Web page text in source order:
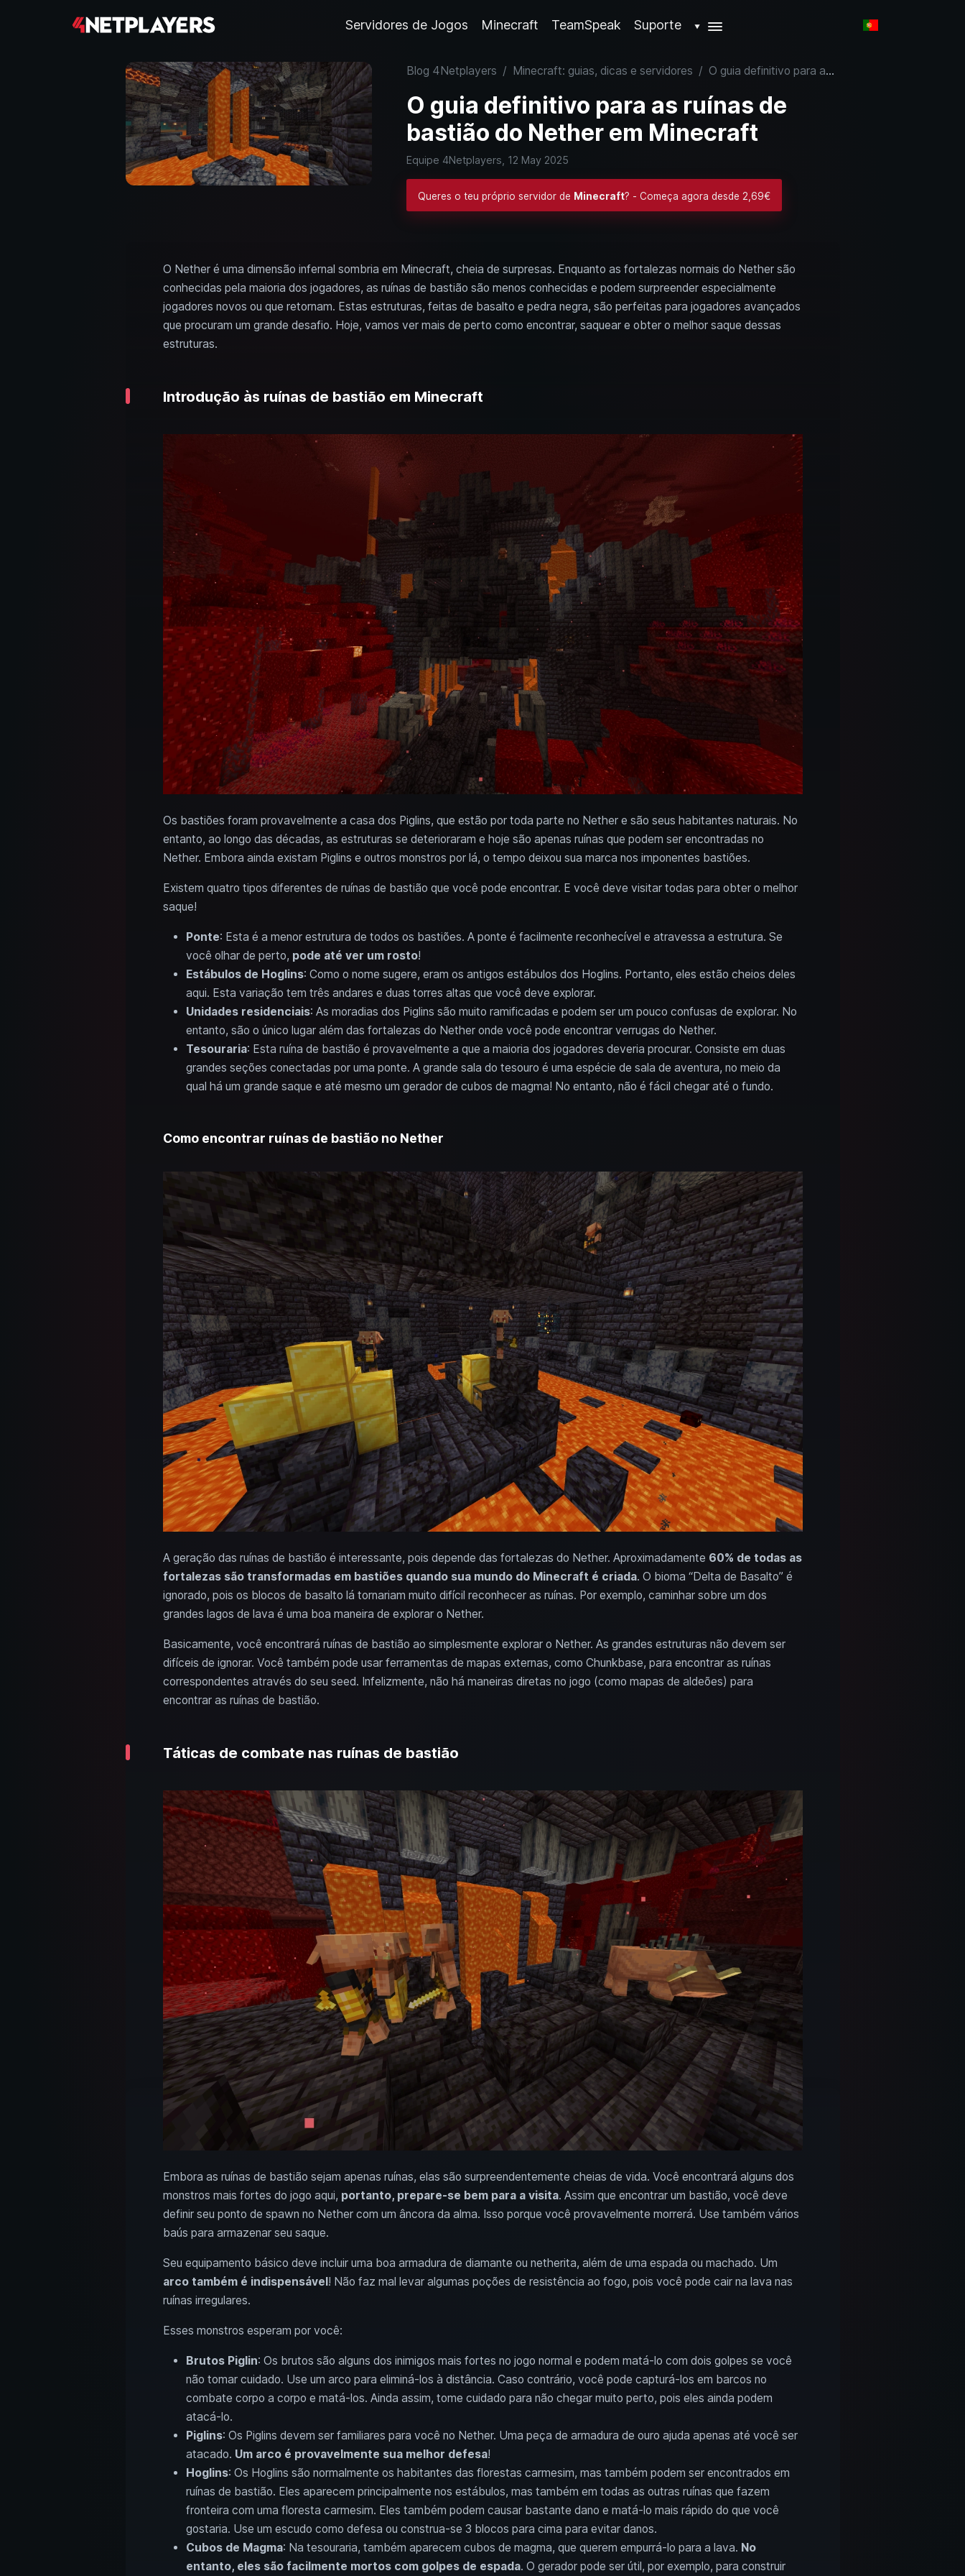
Servidores de Jogos Minecraft TeamSpeak Suporte ▼
Blog 4Netplayers / Minecraft: guias, dicas e servidores / O guia definitivo para as ruínas de bastião do Nether em Minecraft
O guia definitivo para as ruínas de
bastião do Nether em Minecraft
Equipe 4Netplayers, 12 May 2025
Queres o teu próprio servidor de Minecraft? - Começa agora desde 2,69€
O Nether é uma dimensão infernal sombria em Minecraft, cheia de surpresas. Enquanto as fortalezas normais do Nether são
conhecidas pela maioria dos jogadores, as ruínas de bastião são menos conhecidas e podem surpreender especialmente
jogadores novos ou que retornam. Estas estruturas, feitas de basalto e pedra negra, são perfeitas para jogadores avançados
que procuram um grande desafio. Hoje, vamos ver mais de perto como encontrar, saquear e obter o melhor saque dessas
estruturas.
Introdução às ruínas de bastião em Minecraft
Os bastiões foram provavelmente a casa dos Piglins, que estão por toda parte no Nether e são seus habitantes naturais. No
entanto, ao longo das décadas, as estruturas se deterioraram e hoje são apenas ruínas que podem ser encontradas no
Nether. Embora ainda existam Piglins e outros monstros por lá, o tempo deixou sua marca nos imponentes bastiões.
Existem quatro tipos diferentes de ruínas de bastião que você pode encontrar. E você deve visitar todas para obter o melhor
saque!
Ponte: Esta é a menor estrutura de todos os bastiões. A ponte é facilmente reconhecível e atravessa a estrutura. Se
você olhar de perto, pode até ver um rosto!
Estábulos de Hoglins: Como o nome sugere, eram os antigos estábulos dos Hoglins. Portanto, eles estão cheios deles
aqui. Esta variação tem três andares e duas torres altas que você deve explorar.
Unidades residenciais: As moradias dos Piglins são muito ramificadas e podem ser um pouco confusas de explorar. No
entanto, são o único lugar além das fortalezas do Nether onde você pode encontrar verrugas do Nether.
Tesouraria: Esta ruína de bastião é provavelmente a que a maioria dos jogadores deveria procurar. Consiste em duas
grandes seções conectadas por uma ponte. A grande sala do tesouro é uma espécie de sala de aventura, no meio da
qual há um grande saque e até mesmo um gerador de cubos de magma! No entanto, não é fácil chegar até o fundo.
Como encontrar ruínas de bastião no Nether
A geração das ruínas de bastião é interessante, pois depende das fortalezas do Nether. Aproximadamente 60% de todas as
fortalezas são transformadas em bastiões quando sua mundo do Minecraft é criada. O bioma “Delta de Basalto” é
ignorado, pois os blocos de basalto lá tornariam muito difícil reconhecer as ruínas. Por exemplo, caminhar sobre um dos
grandes lagos de lava é uma boa maneira de explorar o Nether.
Basicamente, você encontrará ruínas de bastião ao simplesmente explorar o Nether. As grandes estruturas não devem ser
difíceis de ignorar. Você também pode usar ferramentas de mapas externas, como Chunkbase, para encontrar as ruínas
correspondentes através do seu seed. Infelizmente, não há maneiras diretas no jogo (como mapas de aldeões) para
encontrar as ruínas de bastião.
Táticas de combate nas ruínas de bastião
Embora as ruínas de bastião sejam apenas ruínas, elas são surpreendentemente cheias de vida. Você encontrará alguns dos
monstros mais fortes do jogo aqui, portanto, prepare-se bem para a visita. Assim que encontrar um bastião, você deve
definir seu ponto de spawn no Nether com um âncora da alma. Isso porque você provavelmente morrerá. Use também vários
baús para armazenar seu saque.
Seu equipamento básico deve incluir uma boa armadura de diamante ou netherita, além de uma espada ou machado. Um
arco também é indispensável! Não faz mal levar algumas poções de resistência ao fogo, pois você pode cair na lava nas
ruínas irregulares.
Esses monstros esperam por você:
Brutos Piglin: Os brutos são alguns dos inimigos mais fortes no jogo normal e podem matá-lo com dois golpes se você
não tomar cuidado. Use um arco para eliminá-los à distância. Caso contrário, você pode capturá-los em barcos no
combate corpo a corpo e matá-los. Ainda assim, tome cuidado para não chegar muito perto, pois eles ainda podem
atacá-lo.
Piglins: Os Piglins devem ser familiares para você no Nether. Uma peça de armadura de ouro ajuda apenas até você ser
atacado. Um arco é provavelmente sua melhor defesa!
Hoglins: Os Hoglins são normalmente os habitantes das florestas carmesim, mas também podem ser encontrados em
ruínas de bastião. Eles aparecem principalmente nos estábulos, mas também em todas as outras ruínas que fazem
fronteira com uma floresta carmesim. Eles também podem causar bastante dano e matá-lo mais rápido do que você
gostaria. Use um escudo como defesa ou construa-se 3 blocos para cima para evitar danos.
Cubos de Magma: Na tesouraria, também aparecem cubos de magma, que querem empurrá-lo para a lava. No
entanto, eles são facilmente mortos com golpes de espada. O gerador pode ser útil, por exemplo, para construir